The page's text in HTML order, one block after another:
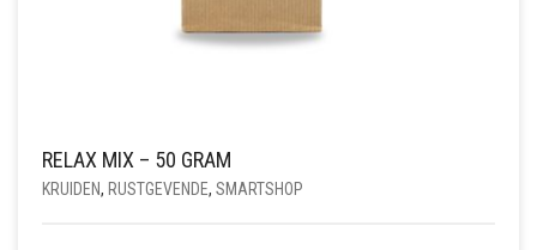
RELAX MIX – 50 GRAM
KRUIDEN, RUSTGEVENDE, SMARTSHOP